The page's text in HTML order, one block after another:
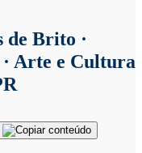
de Brito ·
· Arte e Cultura